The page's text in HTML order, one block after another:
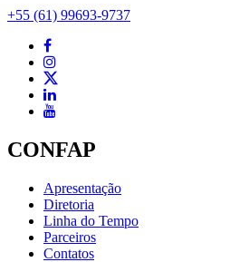
+55 (61) 99693-9737
CONFAP
Apresentação
Diretoria
Linha do Tempo
Parceiros
Contatos